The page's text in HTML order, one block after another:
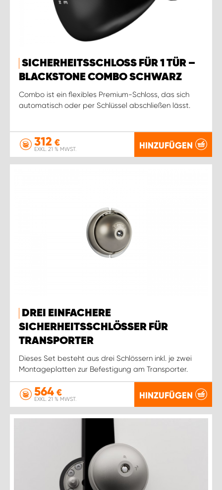
SICHERHEITSSCHLOSS FÜR 1 TÜR –
BLACKSTONE COMBO SCHWARZ
Combo ist ein flexibles Premium-Schloss, das sich
automatisch oder per Schlüssel abschließen lässt.
312 €
EXKL. 21 % MWST. HINZUFÜGEN
DREI EINFACHERE
SICHERHEITSSCHLÖSSER FÜR
TRANSPORTER
Dieses Set besteht aus drei Schlössern inkl. je zwei
Montageplatten zur Befestigung am Transporter.
564 €
EXKL. 21 % MWST. HINZUFÜGEN